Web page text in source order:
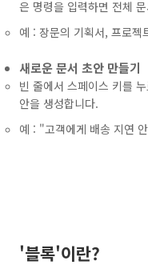
은 명령을 입력하면 전체
예 : 장문의 기획서, 프로젝
새로운 문서 초안 만들기
빈 줄에서 스페이스 키를
안을 생성합니다.
예 : "고객에게 배송 지연
'블록'이란?